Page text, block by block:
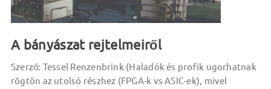
A bányászat rejtelmeiről
Szerző: Tessel Renzenbrink (Haladók és profik ugorhatnak
rögtön az utolsó részhez (FPGA-k vs ASIC-ek), mivel